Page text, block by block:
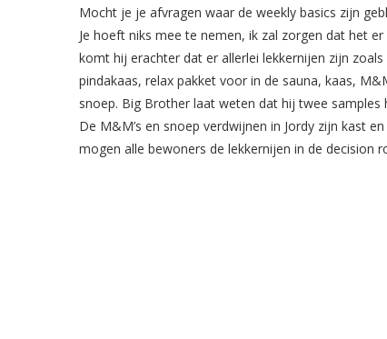
Mocht je je afvragen waar de weekly basics zijn
Je hoeft niks mee te nemen, ik zal zorgen dat het
komt hij erachter dat er allerlei lekkernijen zijn
pindakaas, relax pakket voor in de sauna, kaas,
snoep. Big Brother laat weten dat hij twee
De M&M’s en snoep verdwijnen in Jordy zijn kast
mogen alle bewoners de lekkernijen in de decision